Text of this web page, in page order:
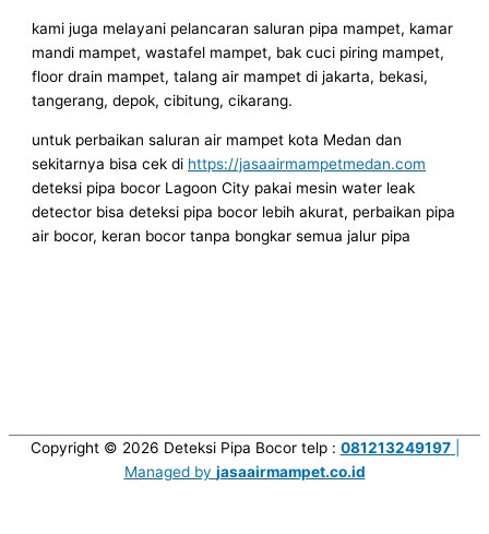
kami juga melayani pelancaran saluran pipa mampet, kamar
mandi mampet, wastafel mampet, bak cuci piring mampet,
floor drain mampet, talang air mampet di jakarta, bekasi,
tangerang, depok, cibitung, cikarang.
untuk perbaikan saluran air mampet kota Medan dan
sekitarnya bisa cek di https://jasaairmampetmedan.com
deteksi pipa bocor Lagoon City pakai mesin water leak
detector bisa deteksi pipa bocor lebih akurat, perbaikan pipa
air bocor, keran bocor tanpa bongkar semua jalur pipa
Copyright © 2026 Deteksi Pipa Bocortelp : 081213249197|
Managed by jasaairmampet.co.id